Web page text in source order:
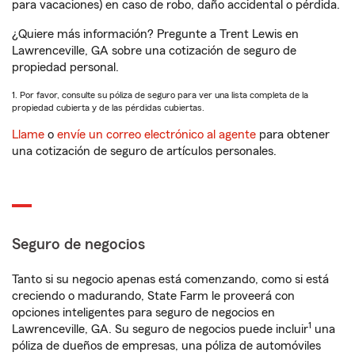
para vacaciones) en caso de robo, daño accidental o pérdida.
¿Quiere más información? Pregunte a Trent Lewis en
Lawrenceville, GA sobre una cotización de seguro de
propiedad personal.
1. Por favor, consulte su póliza de seguro para ver una lista completa de la
propiedad cubierta y de las pérdidas cubiertas.
Llame o envíe un correo electrónico al agente para obtener
una cotización de seguro de artículos personales.
Seguro de negocios
Tanto si su negocio apenas está comenzando, como si está
creciendo o madurando, State Farm le proveerá con
opciones inteligentes para seguro de negocios en
Lawrenceville, GA. Su seguro de negocios puede incluir1 una
póliza de dueños de empresas, una póliza de automóviles